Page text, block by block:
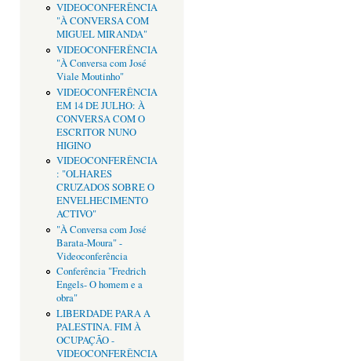
VIDEOCONFERÊNCIA
"À CONVERSA COM
MIGUEL MIRANDA"
VIDEOCONFERÊNCIA
"À Conversa com José
Viale Moutinho"
VIDEOCONFERÊNCIA
EM 14 DE JULHO: À
CONVERSA COM O
ESCRITOR NUNO
HIGINO
VIDEOCONFERÊNCIA
: "OLHARES
CRUZADOS SOBRE O
ENVELHECIMENTO
ACTIVO"
"À Conversa com José
Barata-Moura" -
Videoconferência
Conferência "Fredrich
Engels- O homem e a
obra"
LIBERDADE PARA A
PALESTINA. FIM À
OCUPAÇÃO -
VIDEOCONFERÊNCIA